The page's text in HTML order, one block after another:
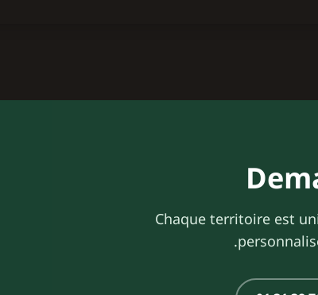
Chaque territoire est